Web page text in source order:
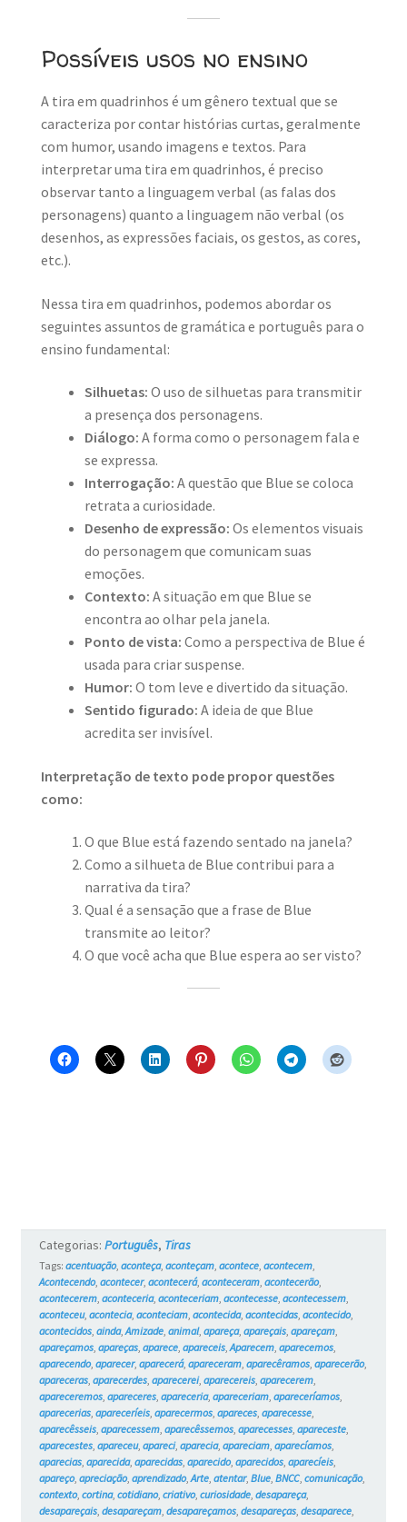
Possíveis usos no ensino
A tira em quadrinhos é um gênero textual que se
caracteriza por contar histórias curtas, geralmente
com humor, usando imagens e textos. Para
interpretar uma tira em quadrinhos, é preciso
observar tanto a linguagem verbal (as falas dos
personagens) quanto a linguagem não verbal (os
desenhos, as expressões faciais, os gestos, as cores,
etc.).
Nessa tira em quadrinhos, podemos abordar os
seguintes assuntos de gramática e português para o
ensino fundamental:
Silhuetas: O uso de silhuetas para transmitir
a presença dos personagens.
Diálogo: A forma como o personagem fala e
se expressa.
Interrogação: A questão que Blue se coloca
retrata a curiosidade.
Desenho de expressão: Os elementos visuais
do personagem que comunicam suas
emoções.
Contexto: A situação em que Blue se
encontra ao olhar pela janela.
Ponto de vista: Como a perspectiva de Blue é
usada para criar suspense.
Humor: O tom leve e divertido da situação.
Sentido figurado: A ideia de que Blue
acredita ser invisível.
Interpretação de texto pode propor questões
como:
O que Blue está fazendo sentado na janela?
Como a silhueta de Blue contribui para a
narrativa da tira?
Qual é a sensação que a frase de Blue
transmite ao leitor?
O que você acha que Blue espera ao ser visto?
Categorias: Português, Tiras
Tags: acentuação, aconteça, aconteçam, acontece, acontecem,
Acontecendo, acontecer, acontecerá, aconteceram, acontecerão,
acontecerem, aconteceria, aconteceriam, acontecesse, acontecessem,
aconteceu, acontecia, aconteciam, acontecida, acontecidas, acontecido,
acontecidos, ainda,Amizade, animal, apareça, apareçais, apareçam,
apareçamos, apareças, aparece, apareceis,Aparecem, aparecemos,
aparecendo, aparecer, aparecerá, apareceram, aparecêramos, aparecerão,
apareceras, aparecerdes, aparecerei, aparecereis, aparecerem,
apareceremos, apareceres, apareceria, apareceriam, apareceríamos,
aparecerias, apareceríeis, aparecermos, apareces, aparecesse,
aparecêsseis, aparecessem, aparecêssemos, aparecesses, apareceste,
aparecestes, apareceu, apareci, aparecia, apareciam, aparecíamos,
aparecias, aparecida, aparecidas, aparecido, aparecidos, aparecíeis,
apareço, apreciação, aprendizado,Arte, atentar, Blue, BNCC, comunicação,
contexto, cortina, cotidiano, criativo, curiosidade, desapareça,
desapareçais, desapareçam, desapareçamos, desapareças, desaparece,